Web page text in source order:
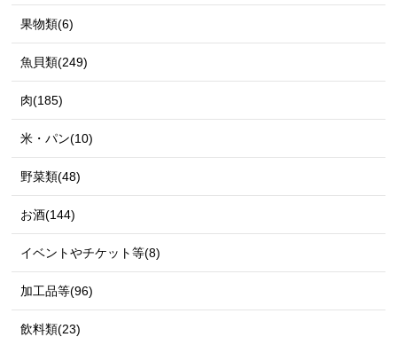
果物類(6)
魚貝類(249)
肉(185)
米・パン(10)
野菜類(48)
お酒(144)
イベントやチケット等(8)
加工品等(96)
飲料類(23)